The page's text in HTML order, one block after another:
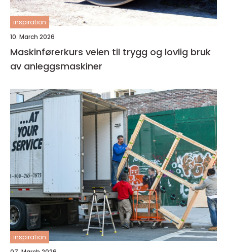
inspiration
10. March 2026
Maskinførerkurs veien til trygg og lovlig bruk
av anleggsmaskiner
inspiration